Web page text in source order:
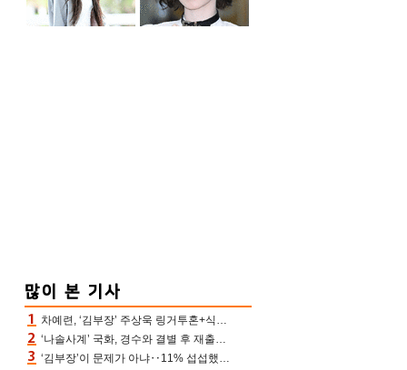
차예련, ‘김부장’ 주상욱 링거투혼+식스팩 비화 “옷 벗는데 아저씨는 안 된다고”(차장금)
‘나솔사계’ 국화, 경수와 결별 후 재출연…첫인상 3표 몰표
‘김부장’이 문제가 아냐‥11% 섭섭했던 ‘재벌X형사2’ 돈·빽 총동원해 컴백 [TV보고서]